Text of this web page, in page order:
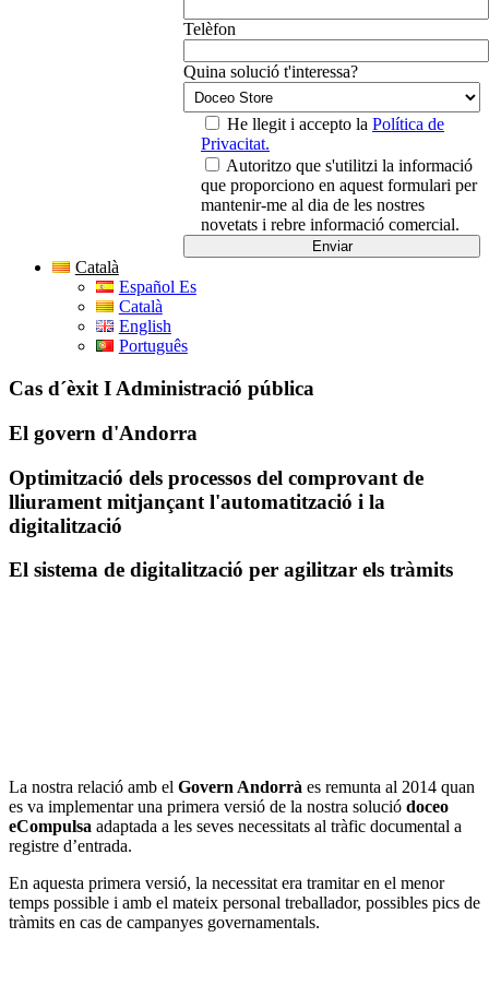
Telèfon
Quina solució t'interessa?
He llegit i accepto la Política de
Privacitat.
Autoritzo que s'utilitzi la informació
que proporciono en aquest formulari per
mantenir-me al dia de les nostres
novetats i rebre informació comercial.
Català
Español Es
Català
English
Português
Cas d´èxit I Administració pública
El govern d'Andorra
Optimització dels processos del comprovant de
lliurament mitjançant l'automatització i la
digitalització
El sistema de digitalització per agilitzar els tràmits
La nostra relació amb el Govern Andorrà es remunta al 2014 quan
es va implementar una primera versió de la nostra solució doceo
eCompulsa adaptada a les seves necessitats al tràfic documental a
registre d’entrada.
En aquesta primera versió, la necessitat era tramitar en el menor
temps possible i amb el mateix personal treballador, possibles pics de
tràmits en cas de campanyes governamentals.